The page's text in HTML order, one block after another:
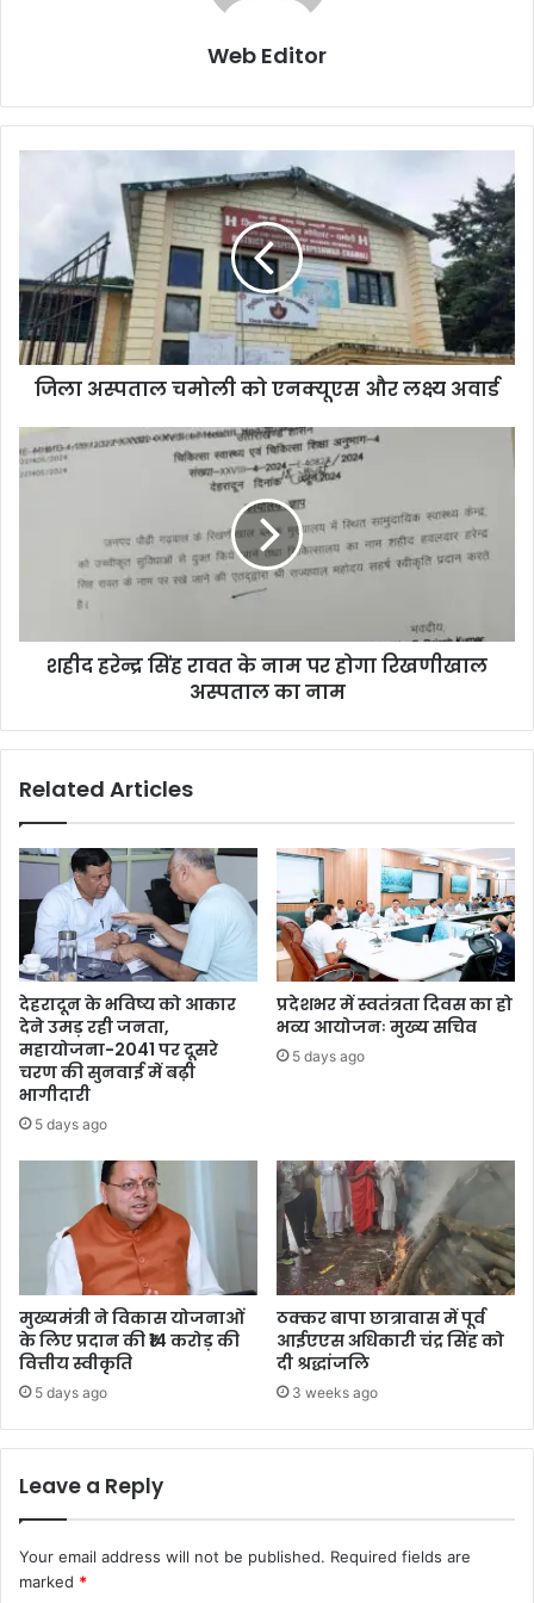
Web Editor
जिला अस्पताल चमोली को एनक्यूएस और लक्ष्य अवार्ड
शहीद हरेन्द्र सिंह रावत के नाम पर होगा रिखणीखाल
अस्पताल का नाम
Related Articles
देहरादून के भविष्य को आकार
देने उमड़ रही जनता,
महायोजना-2041 पर दूसरे
चरण की सुनवाई में बढ़ी
भागीदारी
5 days ago
प्रदेशभर में स्वतंत्रता दिवस का हो
भव्य आयोजनः मुख्य सचिव
5 days ago
मुख्यमंत्री ने विकास योजनाओं
के लिए प्रदान की ₹14 करोड़ की
वित्तीय स्वीकृति
5 days ago
ठक्कर बापा छात्रावास में पूर्व
आईएएस अधिकारी चंद्र सिंह को
दी श्रद्धांजलि
3 weeks ago
Leave a Reply
Your email address will not be published. Required fields are
marked *